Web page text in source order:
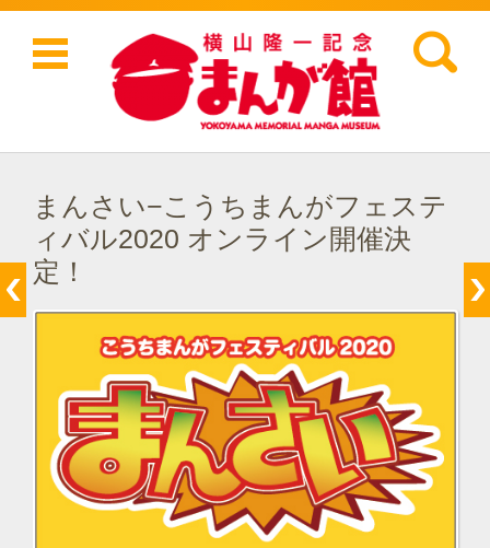
検索:
コンテンツに移動
まんさい−こうちまんがフェステ
ィバル2020 オンライン開催決
定！